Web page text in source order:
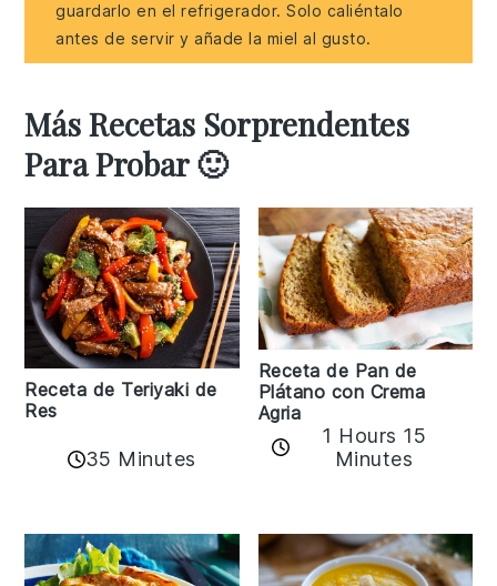
guardarlo en el refrigerador. Solo caliéntalo
antes de servir y añade la miel al gusto.
Más Recetas Sorprendentes
Para Probar 🙂
Receta de Teriyaki de
Res
35 Minutes
Receta de Pan de
Plátano con Crema
Agria
1 Hours 15
Minutes